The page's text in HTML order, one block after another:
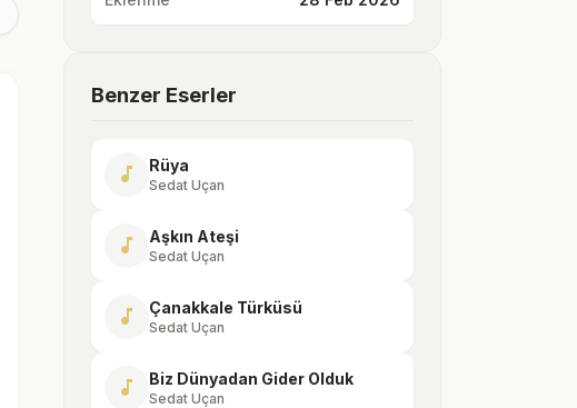
Benzer Eserler
music_note Rüya
Sedat Uçan
music_note Aşkın Ateşi
Sedat Uçan
music_note Çanakkale Türküsü
Sedat Uçan
music_note Biz Dünyadan Gider Olduk
Sedat Uçan